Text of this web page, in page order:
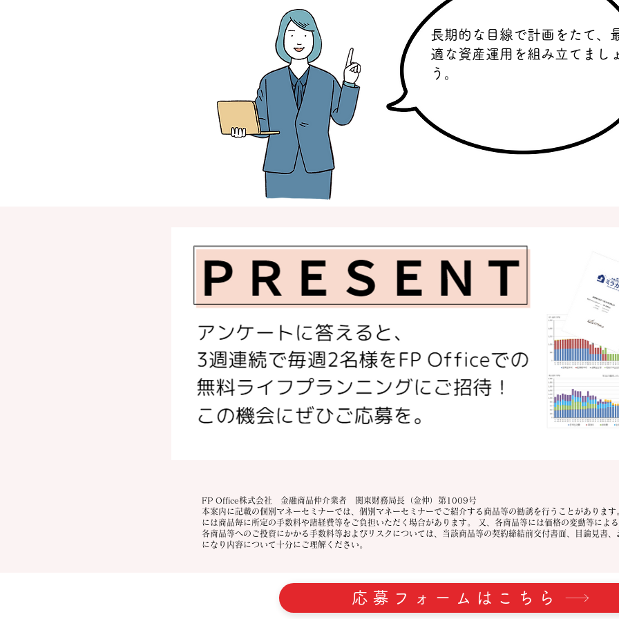
長期的な目線で計画をたて、
適な資産運用を組み立てまし
う。
FP Office株式会社 金融商品仲介業者 関東財務局長（金仲）第1009号
本案内に記載の個別マネーセミナーでは、個別マネーセミナーでご紹介する商品等の勧誘を行うことがありま
には商品毎に所定の手数料や諸経費等をご負担いただく場合があります。 又、各商品等には価格の変動等によ
各商品等へのご投資にかかる手数料等およびリスクについては、当該商品等の契約締結前交付書面、目論見書
になり内容について十分にご理解ください。
応募フォームはこちら